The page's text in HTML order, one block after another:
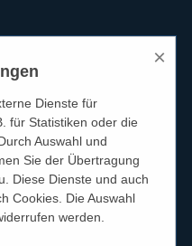
×
Dienste für
für Statistiken oder die
Auswahl und
Sie der Übertragung
Diese Dienste und auch
Cookies. Die Auswahl
werden.